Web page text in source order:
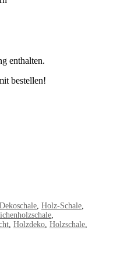
enthalten.
bestellen!
Dekoschale, Holz-Schale,
,
, Holzdeko, Holzschale,